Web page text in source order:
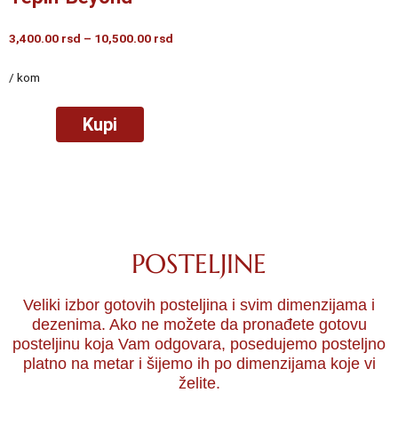
3,400.00 rsd – 10,500.00 rsd
/ kom
Kupi
POSTELJINE
Veliki izbor gotovih posteljina i svim dimenzijama i
dezenima. Ako ne možete da pronađete gotovu
posteljinu koja Vam odgovara, posedujemo posteljno
platno na metari šijemo ih po dimenzijama koje vi
želite.